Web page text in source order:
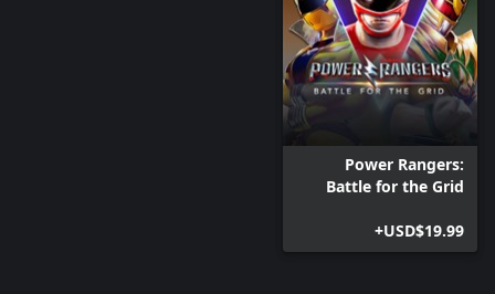
Power Rangers:
Battle for the Grid
USD$19.99+